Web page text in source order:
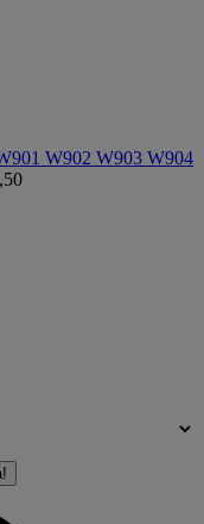
W902 W903 W904